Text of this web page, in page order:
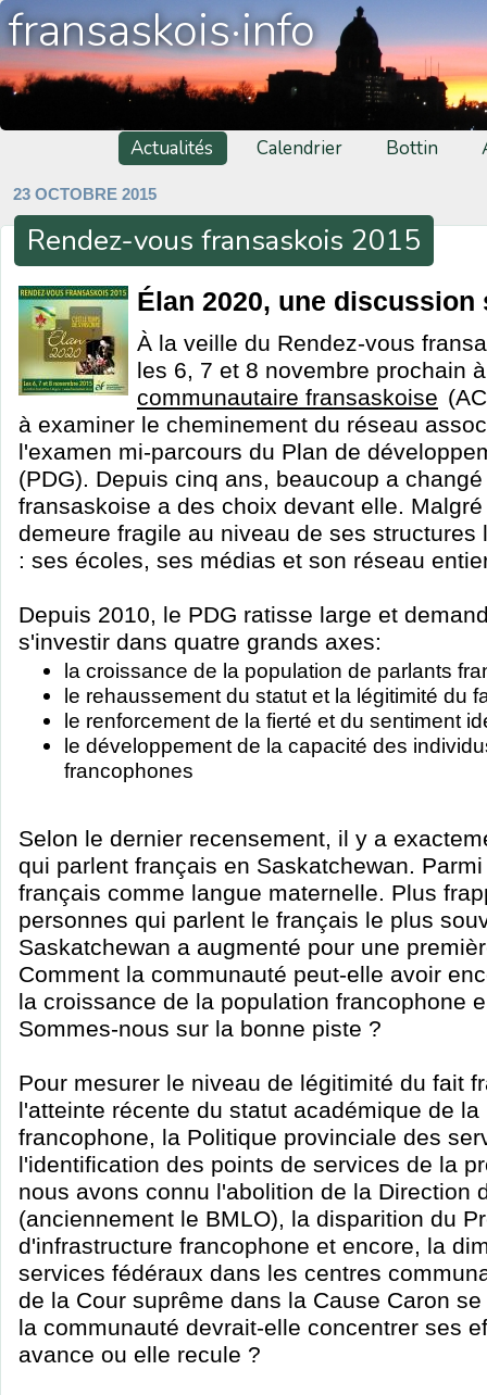
fransaskois·info
Actualités Calendrier Bottin
23 OCTOBRE 2015
Rendez-vous fransaskois 2015
Élan 2020, une
À la veille du Rendez-vous
les 6, 7 et 8 novembre prochain
communautaire fransaskoise
à examiner le cheminement du réseau
l'examen mi-parcours du Plan de
(PDG). Depuis cinq ans, beaucoup a
fransaskoise a des choix devant elle.
demeure fragile au niveau de ses structures
: ses écoles, ses médias et son réseau
Depuis 2010, le PDG ratisse large et
s'investir dans quatre grands axes:
la croissance de la population de parlants
le rehaussement du statut et la légitimité du
le renforcement de la fierté et du sentiment
le développement de la capacité des
francophones
Selon le dernier recensement, il y a
qui parlent français en Saskatchewan.
français comme langue maternelle. Plus
personnes qui parlent le français le plus
Saskatchewan a augmenté pour une
Comment la communauté peut-elle avoir
la croissance de la population francophone
Sommes-nous sur la bonne piste ?
Pour mesurer le niveau de légitimité du fait
l'atteinte récente du statut académique de
francophone, la Politique provinciale des
l'identification des points de services de la
nous avons connu l'abolition de la Direction
(anciennement le BMLO), la disparition du
d'infrastructure francophone et encore, la
services fédéraux dans les centres
de la Cour suprême dans la Cause Caron
la communauté devrait-elle concentrer ses
avance ou elle recule ?